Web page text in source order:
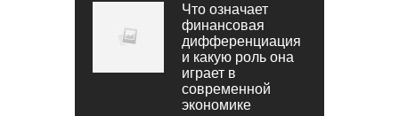
Что означает
финансовая
дифференциация
и какую роль она
играет в
современной
экономике